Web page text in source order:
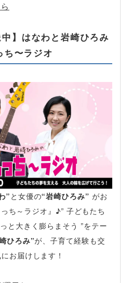
中】はなわと岩崎ひろみ
〜ラジオ
”と女優の“岩崎ひろみ” がお
ち～ラジオ』♪” 子どもたち
と大きく膨らまそう ”をテー
ひろみ”が、子育て経験も交
お届けします！